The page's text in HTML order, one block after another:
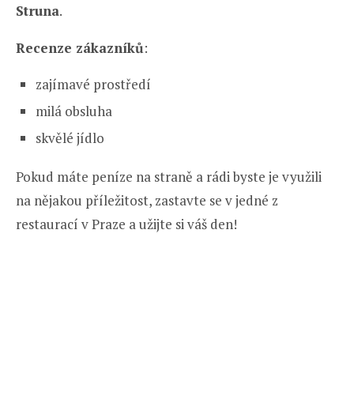
Struna.
Recenze zákazníků:
zajímavé prostředí
milá obsluha
skvělé jídlo
Pokud máte peníze na straně a rádi byste je využili
na nějakou příležitost, zastavte se v jedné z
restaurací v Praze a užijte si váš den!